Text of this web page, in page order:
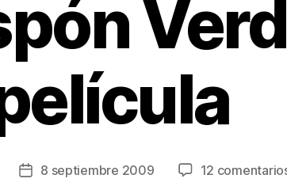
Fecha8 septiembre 2009 12